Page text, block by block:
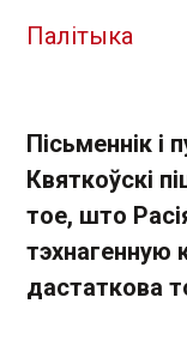
Палітыка
Пісьменнік і
Квяткоўскі
тое, што
тэхнагенную
дастаткова